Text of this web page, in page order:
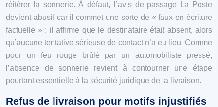
réitérer la sonnerie. À défaut, l’avis de passage La Poste
devient abusif car il commet une sorte de « faux en écriture
factuelle » : il affirme que le destinataire était absent, alors
qu’aucune tentative sérieuse de contact n’a eu lieu. Comme
pour un feu rouge brûlé par un automobiliste pressé,
l’absence de sonnerie revient à contourner une étape
pourtant essentielle à la sécurité juridique de la livraison.
Refus de livraison pour motifs injustifiés